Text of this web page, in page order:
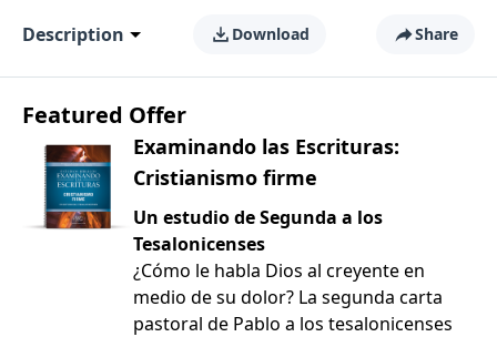
Description Download Share
Featured Offer
Examinando las Escrituras:
Cristianismo firme
Un estudio de Segunda a los
Tesalonicenses
¿Cómo le habla Dios al creyente en
medio de su dolor? La segunda carta
pastoral de Pablo a los tesalonicenses